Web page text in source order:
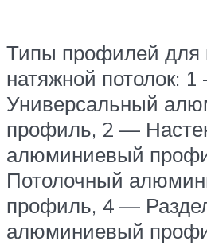
Типы профилей для
натяжной потолок:
Универсальный
профиль, 2 —
алюминиевый
Потолочный
профиль, 4 —
алюминиевый